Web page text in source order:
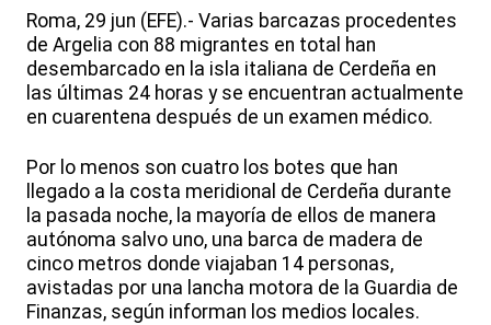
Roma, 29 jun (EFE).- Varias barcazas procedentes
de Argelia con 88 migrantes en total han
desembarcado en la isla italiana de Cerdeña en
las últimas 24 horas y se encuentran actualmente
en cuarentena después de un examen médico.
Por lo menos son cuatro los botes que han
llegado a la costa meridional de Cerdeña durante
la pasada noche, la mayoría de ellos de manera
autónoma salvo uno, una barca de madera de
cinco metros donde viajaban 14 personas,
avistadas por una lancha motora de la Guardia de
Finanzas, según informan los medios locales.